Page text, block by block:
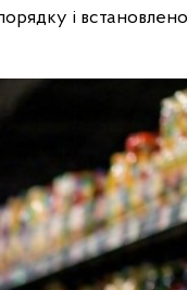
і встановлено